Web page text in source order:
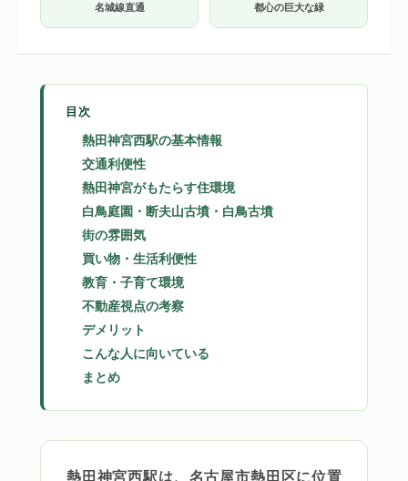
名城線直通 都心の巨大な緑
目次
熱田神宮西駅の基本情報
交通利便性
熱田神宮がもたらす住環境
白鳥庭園・断夫山古墳・白鳥古墳
街の雰囲気
買い物・生活利便性
教育・子育て環境
不動産視点の考察
デメリット
こんな人に向いている
まとめ
熱田神宮西駅は、名古屋市熱田区に位置